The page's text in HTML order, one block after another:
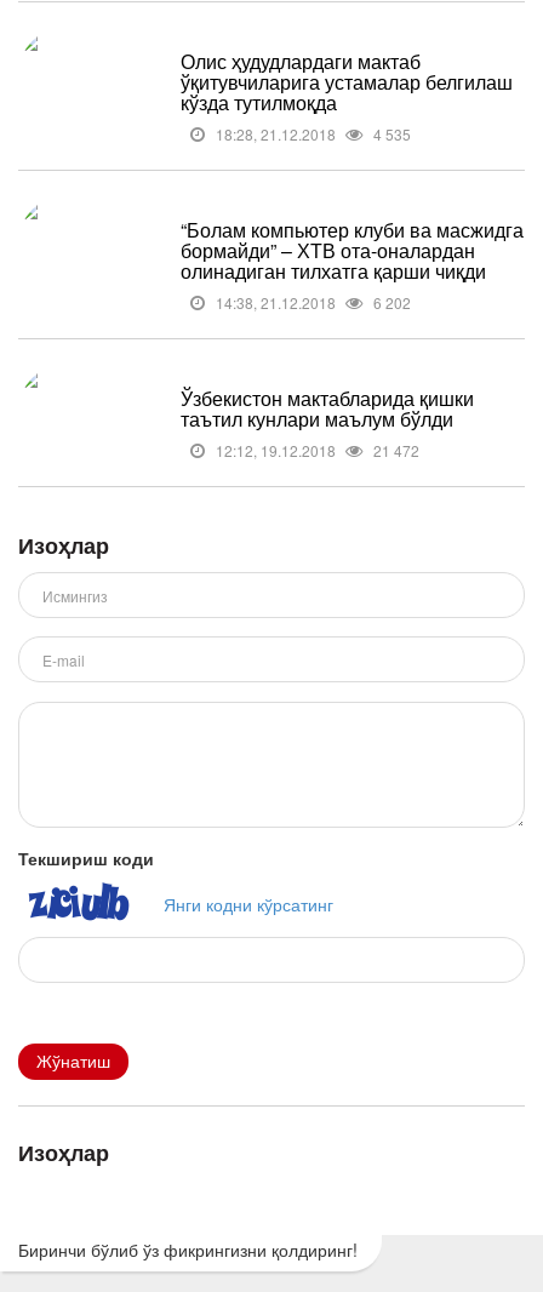
Олис ҳудудлардаги мактаб
ўқитувчиларига устамалар белгилаш
кўзда тутилмоқда
18:28, 21.12.2018 4 535
“Болам компьютер клуби ва масжидга
бормайди” – ХТВ ота-оналардан
олинадиган тилхатга қарши чиқди
14:38, 21.12.2018 6 202
Ўзбекистон мактабларида қишки
таътил кунлари маълум бўлди
12:12, 19.12.2018 21 472
Изоҳлар
Текшириш коди
Янги кодни кўрсатинг
Жўнатиш
Изоҳлар
Биринчи бўлиб ўз фикрингизни қолдиринг!